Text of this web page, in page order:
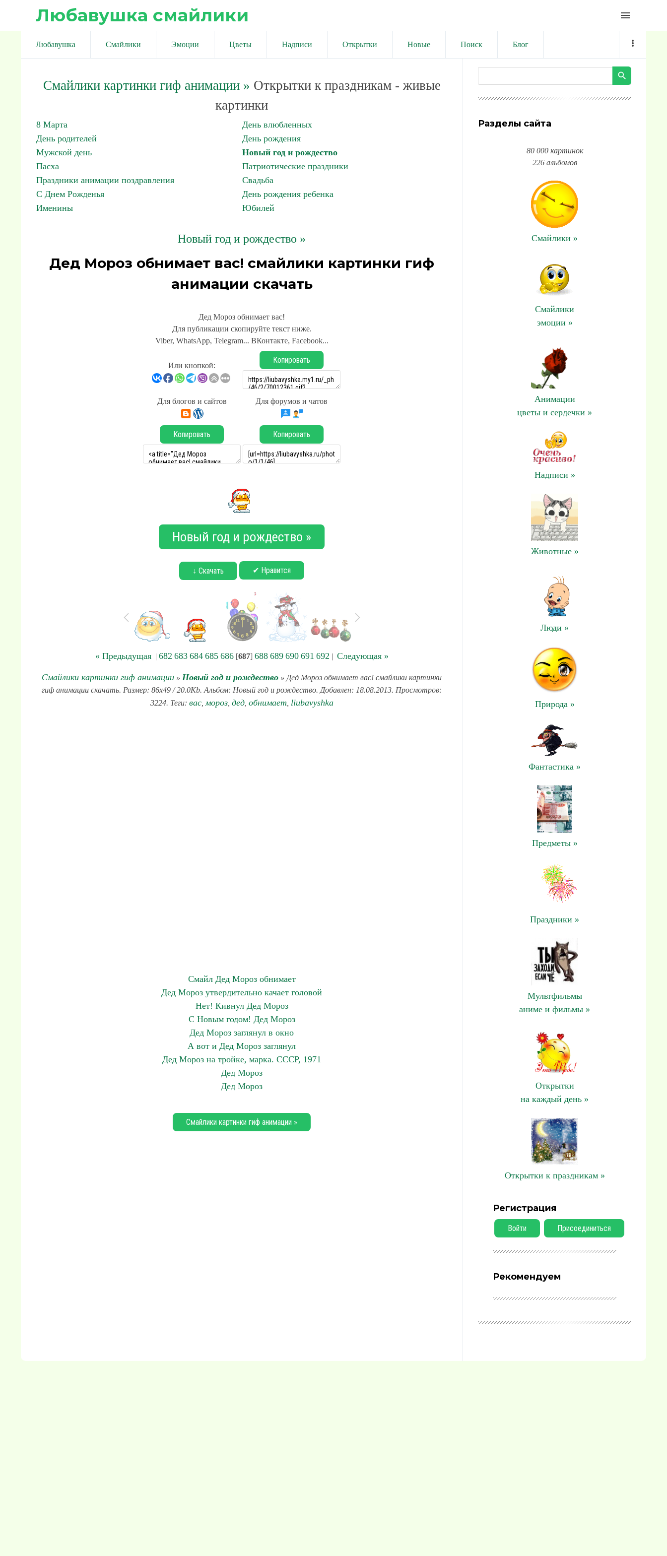
Любавушка смайлики menu
Любавушка Смайлики Эмоции Цветы Надписи Открытки Новые Поиск Блог
Смайлики картинки гиф анимации» Открытки к праздникам - живые
картинки
8 Марта
День влюбленных
День родителей
День рождения
Мужской день
Новый год и рождество
Пасха
Патриотические праздники
Праздники анимации поздравления
Свадьба
С Днем Рожденья
День рождения ребенка
Именины
Юбилей
Новый год и рождество »
Дед Мороз обнимает вас! смайлики картинки гиф
анимации скачать
Дед Мороз обнимает вас!
Для публикации скопируйте текст ниже.
Viber, WhatsApp, Telegram... ВКонтакте, Facebook...
Или кнопкой:
Копировать
Для блогов и сайтов Для форумов и чатов
Копировать Копировать
Новый год и рождество »
↓ Скачать ✔ Нравится
« Предыдущая| 682 683 684 685 686[687] 688 689 690 691 692 | Следующая »
Смайлики картинки гиф анимации » Новый год и рождество » Дед Мороз обнимает вас! смайлики картинки
гиф анимации скачать. Размер: 86x49 / 20.0Kb. Альбом: Новый год и рождество. Добавлен: 18.08.2013. Просмотров:
3224. Теги: вас, мороз, дед, обнимает liubavyshka
Смайл Дед Мороз обнимает
Дед Мороз утвердительно качает головой
Нет! Кивнул Дед Мороз
С Новым годом! Дед Мороз
Дед Мороз заглянул в окно
А вот и Дед Мороз заглянул
Дед Мороз на тройке, марка. СССР, 1971
Дед Мороз
Дед Мороз
Смайлики картинки гиф анимации »
Разделы сайта
80 000 картинок
226 альбомов
Смайлики »
Смайлики
эмоции »
Анимации
цветы и сердечки »
Надписи »
Животные »
Люди »
Природа »
Фантастика »
Предметы »
Праздники »
Мультфильмы
аниме и фильмы »
Открытки
на каждый день »
Открытки к праздникам »
Регистрация
Войти Присоединиться
Рекомендуем